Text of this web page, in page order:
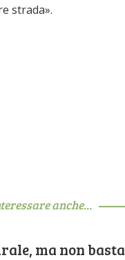
strada».
anche...
ma non basta